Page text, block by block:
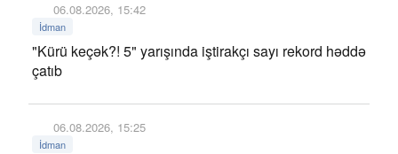
06.08.2026, 15:42
İdman
"Kürü keçək?! 5" yarışında iştirakçı sayı rekord həddə
çatıb
06.08.2026, 15:25
İdman